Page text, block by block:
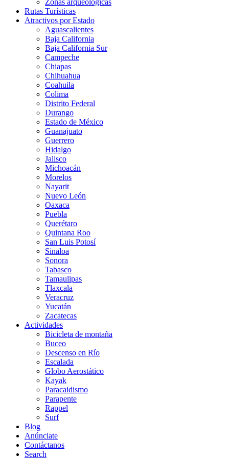
Zonas arqueológicas
Rutas Turísticas
Atractivos por Estado
Aguascalientes
Baja California
Baja California Sur
Campeche
Chiapas
Chihuahua
Coahuila
Colima
Distrito Federal
Durango
Estado de México
Guanajuato
Guerrero
Hidalgo
Jalisco
Michoacán
Morelos
Nayarit
Nuevo León
Oaxaca
Puebla
Querétaro
Quintana Roo
San Luis Potosí
Sinaloa
Sonora
Tabasco
Tamaulipas
Tlaxcala
Veracruz
Yucatán
Zacatecas
Actividades
Bicicleta de montaña
Buceo
Descenso en Río
Escalada
Globo Aerostático
Kayak
Paracaidismo
Parapente
Rappel
Surf
Blog
Anúnciate
Contáctanos
Search